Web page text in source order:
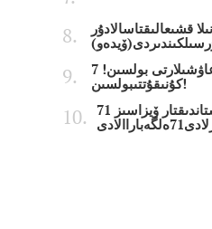
قشىعالىقتاسالادۇر
7 مامىر - وتان وتاناۋشىلقورعاۋشىلارتى بولسىن!
كۇنىقۇتتىبولسىن!
قازاقستاندىقتار ۆيزاسىز 71